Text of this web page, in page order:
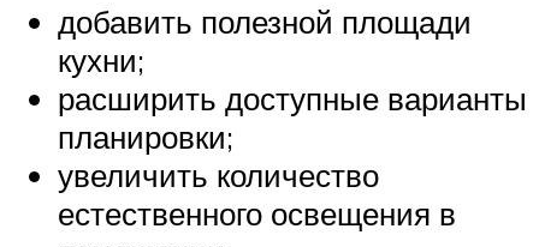
добавить полезной площади
кухни;
расширить доступные варианты
планировки;
увеличить количество
естественного освещения в